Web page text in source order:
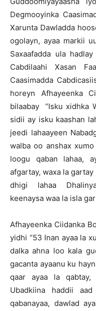
Degmooyinka
Xarunta Dawladda
ogolayn, ayaa markii
Saxaafadda ula
Cabdilaahi Xasan
Caasimadda
horeyn Afhayeenka
bilaabay “Isku xidhka
sidii ay isku kaashan
jeedi lahaayeen
walba oo anshax
loogu qaban lahaa,
afgartay, waxa la
dhigi lahaa
keenaysa waa la isla
Afhayeenka Ciidanka
yidhi “53 Inan ayaa la
dalka ahna loo kala
gacanta ayaanu ku
qaar ayaa la qabtay,
Ubadkiina haddii
qabanayaa, dawlad